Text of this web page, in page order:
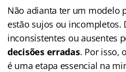
Não adianta ter um modelo
estão sujos ou incompletos.
inconsistentes ou ausentes
decisões erradas. Por isso,
é uma etapa essencial na